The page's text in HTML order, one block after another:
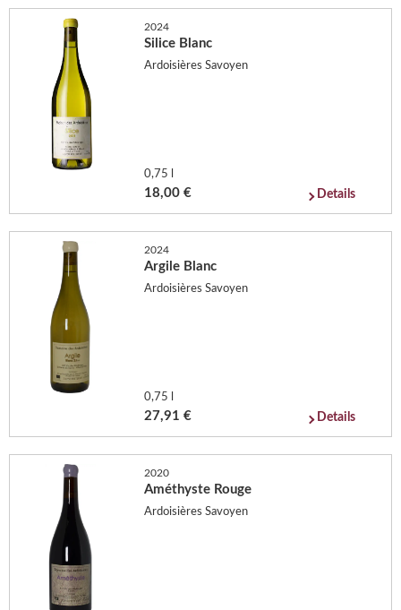
2024
Silice Blanc
Ardoisières Savoyen
0,75 l
18,00 € Details
2024
Argile Blanc
Ardoisières Savoyen
0,75 l
27,91 € Details
2020
Améthyste Rouge
Ardoisières Savoyen